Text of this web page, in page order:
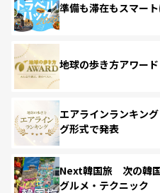
準備も滞在もスマー
地球の歩き方アワー
エアラインランキン
グ形式で発表
Next韓国旅 次の韓国
グルメ・テクニック